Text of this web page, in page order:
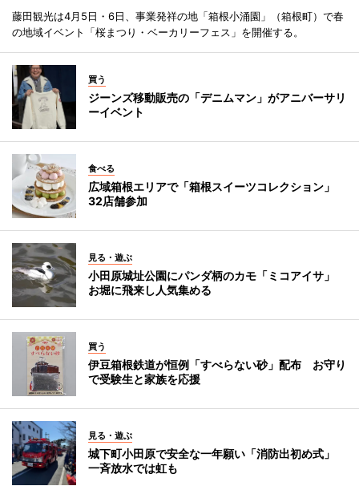
藤田観光は4月5日・6日、事業発祥の地「箱根小涌園」（箱根町）で春
の地域イベント「桜まつり・ベーカリーフェス」を開催する。
買う
ジーンズ移動販売の「デニムマン」がアニバーサリ
ーイベント
食べる
広域箱根エリアで「箱根スイーツコレクション」
32店舗参加
見る・遊ぶ
小田原城址公園にパンダ柄のカモ「ミコアイサ」
お堀に飛来し人気集める
買う
伊豆箱根鉄道が恒例「すべらない砂」配布 お守り
で受験生と家族を応援
見る・遊ぶ
城下町小田原で安全な一年願い「消防出初め式」
一斉放水では虹も